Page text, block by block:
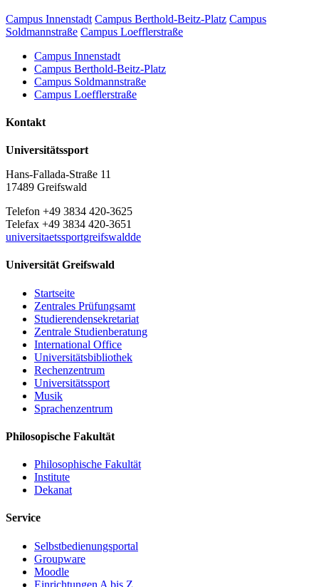
Campus Innenstadt Campus Berthold-Beitz-Platz Campus
Soldmannstraße Campus Loefflerstraße
Campus Innenstadt
Campus Berthold-Beitz-Platz
Campus Soldmannstraße
Campus Loefflerstraße
Kontakt
Universitätssport
Hans-Fallada-Straße 11
17489 Greifswald
Telefon +49 3834 420-3625
Telefax +49 3834 420-3651
universitaetssportgreifswaldde
Universität Greifswald
Startseite
Zentrales Prüfungsamt
Studierendensekretariat
Zentrale Studienberatung
International Office
Universitätsbibliothek
Rechenzentrum
Universitätssport
Musik
Sprachenzentrum
Philosopische Fakultät
Philosophische Fakultät
Institute
Dekanat
Service
Selbstbedienungsportal
Groupware
Moodle
Einrichtungen A bis Z